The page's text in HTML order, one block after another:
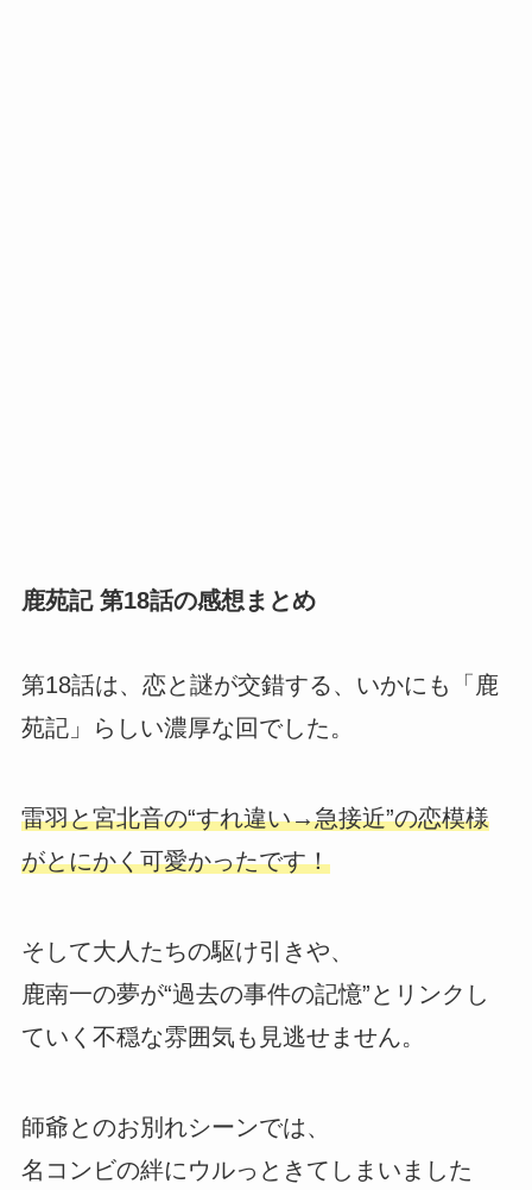
鹿苑記 第18話の感想まとめ
第18話は、恋と謎が交錯する、いかにも「鹿
苑記」らしい濃厚な回でした。
雷羽と宮北音の“すれ違い→急接近”の恋模様
がとにかく可愛かったです！
そして大人たちの駆け引きや、
鹿南一の夢が“過去の事件の記憶”とリンクし
ていく不穏な雰囲気も見逃せません。
師爺とのお別れシーンでは、
名コンビの絆にウルっときてしまいました